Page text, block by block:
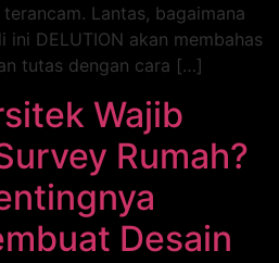
Lantas, bagaimana
ini DELUTION akan membahas
tutas dengan cara […]
Wajib
Rumah?
Desain